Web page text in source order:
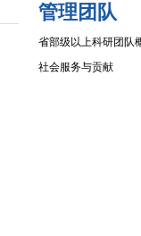
管理团队
省部级以上科研团队
社会服务与贡献